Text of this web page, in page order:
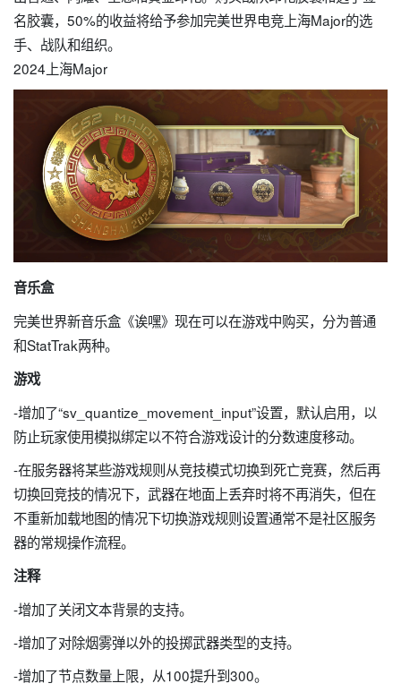
名胶囊，50%的收益将给予参加完美世界电竞上海Major的选
手、战队和组织。
2024上海Major
音乐盒
完美世界新音乐盒《诶嘿》现在可以在游戏中购买，分为普通
和StatTrak两种。
游戏
-增加了“sv_quantize_movement_input”设置，默认启用，以
防止玩家使用模拟绑定以不符合游戏设计的分数速度移动。
-在服务器将某些游戏规则从竞技模式切换到死亡竞赛，然后再
切换回竞技的情况下，武器在地面上丢弃时将不再消失，但在
不重新加载地图的情况下切换游戏规则设置通常不是社区服务
器的常规操作流程。
注释
-增加了关闭文本背景的支持。
-增加了对除烟雾弹以外的投掷武器类型的支持。
-增加了节点数量上限，从100提升到300。